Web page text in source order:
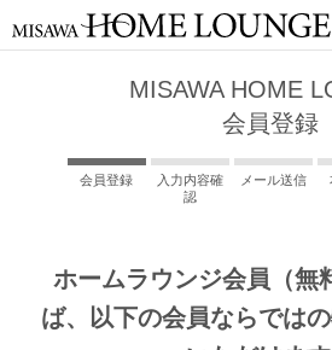
MISAWA HOME
会員登録
会員登録
入力内容確
認
メール送信
ホームラウンジ会員（無
ば、以下の会員ならでは